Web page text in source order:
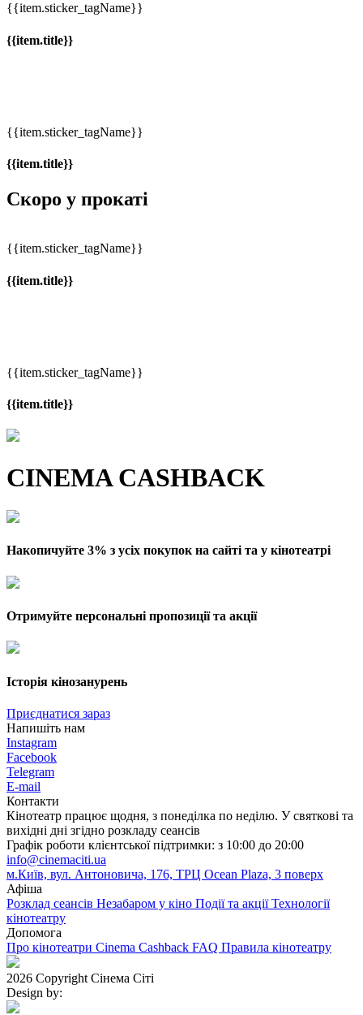
{{item.sticker_tagName}}
{{item.title}}
{{item.sticker_tagName}}
{{item.title}}
Скоро у прокаті
{{item.sticker_tagName}}
{{item.title}}
{{item.sticker_tagName}}
{{item.title}}
CINEMA CASHBACK
Накопичуйте 3% з усіх покупок на сайті та у кінотеатрі
Отримуйте персональні пропозиції та акції
Історія кінозанурень
Приєднатися зараз
Напишіть нам
Instagram
Facebook
Telegram
E-mail
Контакти
Кінотеатр працює щодня, з понеділка по неділю. У святкові та
вихідні дні згідно розкладу сеансів
Графік роботи клієнтської підтримки: з 10:00 до 20:00
info@cinemaciti.ua
м.Київ, вул. Антоновича, 176, ТРЦ Ocean Plaza, 3 поверх
Афіша
Розклад сеансів Незабаром у кіно Події та акціїТехнології
кінотеатру
Допомога
Про кінотеатри Cinema Cashback FAQ Правила кінотеатру
2026 Copyright Сінема Сіті
Design by: